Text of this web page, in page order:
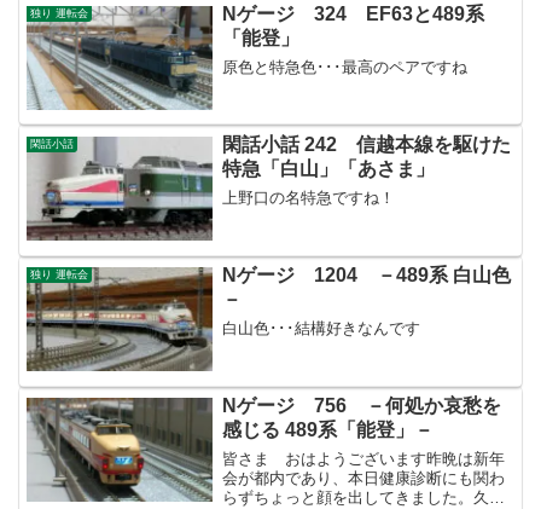
独り 運転会
Nゲージ 324 EF63と489系
「能登」
原色と特急色･･･最高のペアですね
閑話小話
閑話小話 242 信越本線を駆けた
特急「白山」「あさま」
上野口の名特急ですね！
独り 運転会
Nゲージ 1204 －489系 白山色
－
白山色･･･結構好きなんです
Nゲージ 756 －何処か哀愁を
感じる 489系「能登」－
皆さま おはようございます昨晩は新年
会が都内であり、本日健康診断にも関わ
らずちょっと顔を出してきました。久し